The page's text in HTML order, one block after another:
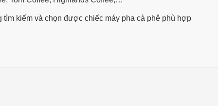
kiếm và chọn được chiếc máy pha cà phê phù hợp